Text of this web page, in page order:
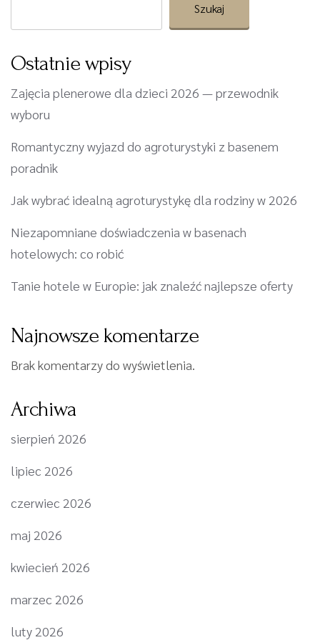
Szukaj
Ostatnie wpisy
Zajęcia plenerowe dla dzieci 2026 — przewodnik
wyboru
Romantyczny wyjazd do agroturystyki z basenem
poradnik
Jak wybrać idealną agroturystykę dla rodziny w 2026
Niezapomniane doświadczenia w basenach
hotelowych: co robić
Tanie hotele w Europie: jak znaleźć najlepsze oferty
Najnowsze komentarze
Brak komentarzy do wyświetlenia.
Archiwa
sierpień 2026
lipiec 2026
czerwiec 2026
maj 2026
kwiecień 2026
marzec 2026
luty 2026